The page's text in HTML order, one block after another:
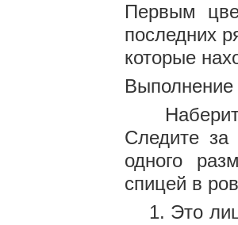
Первым
последних
которые
Выполнение
Наберите
Следите
одного
спицей в
1. Это